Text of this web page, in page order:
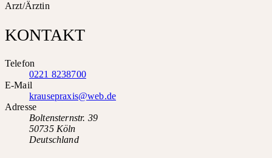
Arzt/Ärztin
KONTAKT
Telefon
0221 8238700
E-Mail
krausepraxis@web.de
Adresse
Boltensternstr. 39
50735 Köln
Deutschland